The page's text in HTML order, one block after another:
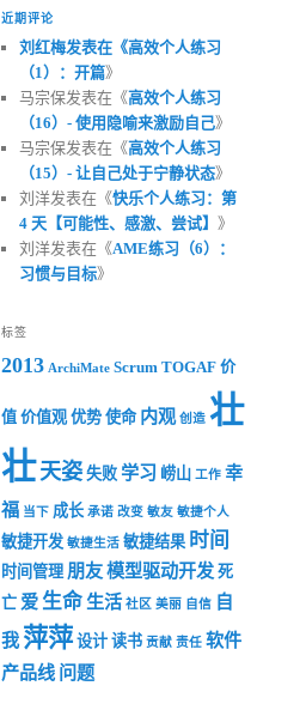
近期评论
刘红梅发表在《高效个人练习
（1）：开篇》
马宗保发表在《高效个人练习
（16）- 使用隐喻来激励自己》
马宗保发表在《高效个人练习
（15）- 让自己处于宁静状态》
刘洋发表在《快乐个人练习：第
4 天【可能性、感激、尝试】 》
刘洋发表在《AME练习（6）：
习惯与目标》
标签
2013 ArchiMate Scrum TOGAF 价
值 价值观 优势 使命 内观 创造 壮
壮 天姿 失败 学习 崂山 工作 幸
福 当下 成长 承诺 改变 敏友 敏捷个人
敏捷开发 敏捷生活 敏捷结果 时间
时间管理 朋友模型驱动开发 死
亡 爱 生命 生活 社区 美丽 自信
自
我 萍萍 设计 读书 贡献 责任 软件
产品线 问题